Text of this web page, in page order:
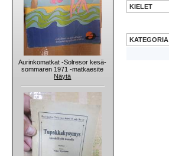
Aurinkomatkat -Solresor kesä-
sommaren 1971 -matkaesite
Näytä
KIELET
KATEGORIA